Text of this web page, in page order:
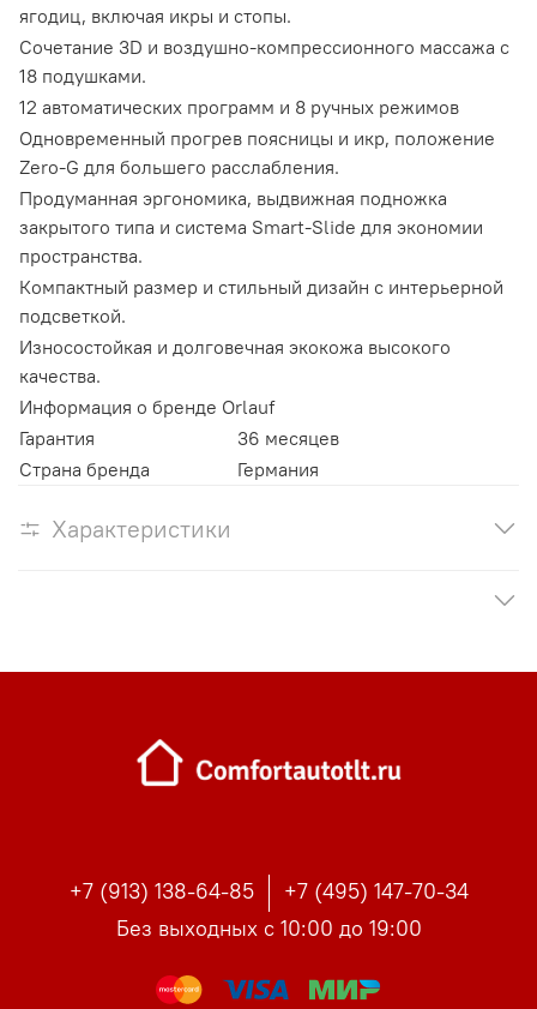
ягодиц, включая икры и стопы.
Сочетание 3D и воздушно-компрессионного массажа с
18 подушками.
12 автоматических программ и 8 ручных режимов
Одновременный прогрев поясницы и икр, положение
Zero-G для большего расслабления.
Продуманная эргономика, выдвижная подножка
закрытого типа и система Smart-Slide для экономии
пространства.
Компактный размер и стильный дизайн с интерьерной
подсветкой.
Износостойкая и долговечная экокожа высокого
качества.
Информация о бренде Orlauf
Гарантия
36 месяцев
Страна бренда
Германия
Характеристики
+7 (913) 138-64-85
+7 (495) 147-70-34
Без выходных с 10:00 до 19:00